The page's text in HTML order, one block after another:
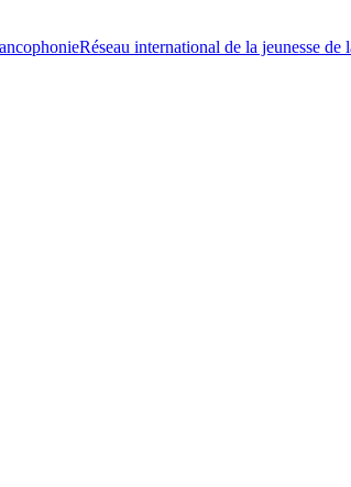
Réseau international de la jeunesse de